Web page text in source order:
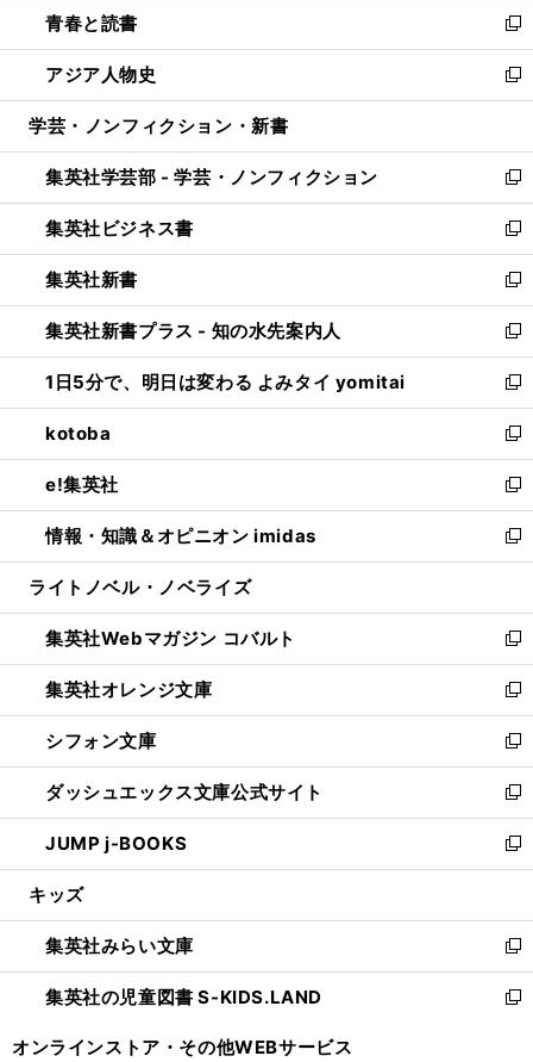
で
開
く
ド
ウ
で
開
ィ
ン
ド
ウ
開
く
い
ウ
ィ
ン
ウ
で
開
く
青春と読書
新
し
い
ウ
ン
ド
ウ
で
開
く
アジア人物史
新
し
ウ
ィ
ン
ド
ウ
で
開
く
学芸・ノンフィクション・新書
集英社学芸部 - 学芸・ノンフィクション
新
し
い
ウ
ィ
ン
ド
ウ
で
開
く
集英社ビジネス書
新
し
い
ウ
ィ
ン
ド
ウ
で
開
く
集英社新書
新
し
い
ウ
ィ
ン
ド
ウ
で
開
く
集英社新書プラス - 知の水先案内人
新
し
い
ウ
ィ
ン
ド
ウ
で
開
1日5分で、明日は変わる よみタイ yomitai
新
し
い
ウ
ィ
ン
ド
ウ
開
く
kotoba
新
し
い
ウ
ィ
ン
ウ
で
開
く
e!集英社
新
し
い
ウ
ン
ド
ウ
で
開
く
情報・知識＆オピニオン imidas
新
し
ウ
ィ
ン
ド
ウ
で
開
く
ライトノベル・ノベライズ
集英社Webマガジン コバルト
新
し
い
ウ
ィ
ン
ド
ウ
で
開
集英社オレンジ文庫
新
し
い
ウ
ィ
ン
ド
ウ
開
く
シフォン文庫
新
し
い
ウ
ィ
ン
ウ
で
開
く
ダッシュエックス文庫公式サイト
新
し
い
ウ
ン
ド
ウ
で
JUMP j-BOOKS
新
し
ウ
ィ
ン
ド
キッズ
集英社みらい文庫
新
し
い
集英社の児童図書 S-KIDS.LAND
新
オンラインストア・ その他WEBサービス